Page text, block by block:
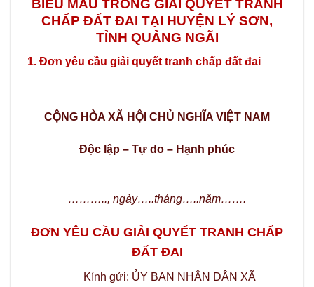
BIỂU MẪU TRONG GIẢI QUYẾT TRANH
CHẤP ĐẤT ĐAI TẠI HUYỆN LÝ SƠN,
TỈNH QUẢNG NGÃI
1. Đơn yêu cầu giải quyết tranh chấp đất đai
CỘNG HÒA XÃ HỘI CHỦ NGHĨA VIỆT NAM
Độc lập – Tự do – Hạnh phúc
……….., ngày…..tháng…..năm…….
ĐƠN YÊU CẦU GIẢI QUYẾT TRANH CHẤP
ĐẤT ĐAI
Kính gửi: ỦY BAN NHÂN DÂN XÃ